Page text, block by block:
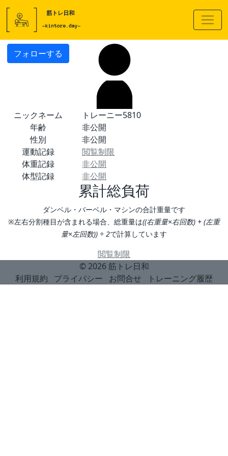
フォローする
ニックネーム
トレーニー5810
年齢
非公開
性別
非公開
運動記録
閲覧制限
体重記録
非公開
体型記録
非公開
累計総負荷
ダンベル・バーベル・マシンの合計重量です
※左右分割種目が含まれる場合、総重量は((右重量×右回数) + (左重
量×左回数)) ÷ 2で計算しています
閲覧制限
© 2026 筋トレ日和
利用規約
プライバシー お問合せ トレーニング履歴